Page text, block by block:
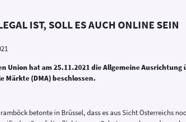
IST, SOLL ES AUCH ONLINE SEIN
Union hat am 25.11.2021 die Allgemeine
Märkte (DMA) beschlossen.
betonte in Brüssel, dass es aus Sicht Österreichs